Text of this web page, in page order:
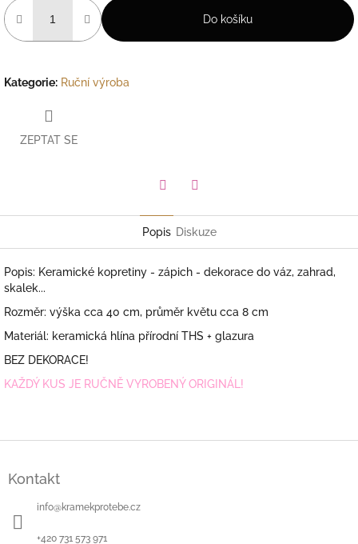
Do košíku
Kategorie: Ruční výroba
ZEPTAT SE
Popis Diskuze
Popis: Keramické kopretiny - zápich - dekorace do váz, zahrad,
skalek...
Rozměr: výška cca 40 cm, průměr květu cca 8 cm
Materiál: keramická hlína přírodní THS + glazura
BEZ DEKORACE!
KAŽDÝ KUS JE RUČNĚ VYROBENÝ ORIGINÁL!
Kontakt
info@kramekprotebe.cz
+420 731 573 971